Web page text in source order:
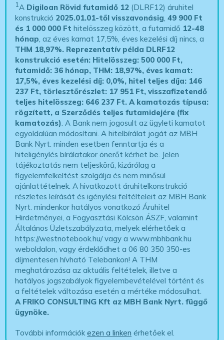
1A Digiloan Rövid futamidő 12 (DLRF12) áruhitel
konstrukció 2025.01.01-től visszavonásig,49 900 Ft
és 1 000 000 Ft hitelösszeg között, a futamidő 12-48
hónap, az éves kamat 17,5%, éves kezelési díj nincs, a
THM 18,97%. Reprezentatív példa DLRF12
konstrukció esetén: Hitelösszeg: 500 000 Ft,
futamidő: 36 hónap, THM: 18,97%, éves kamat:
17,5%, éves kezelési díj: 0,0%, hitel teljes díja: 146
237 Ft, törlesztőrészlet: 17 951 Ft, visszafizetendő
teljes hitelösszeg: 646 237 Ft.A kamatozás típusa:
rögzített, a Szerződés teljes futamidejére (fix
kamatozás). A Bank nem jogosult az ügyleti kamatot
egyoldalúan módosítani. A hitelbírálat jogát az MBH
Bank Nyrt. minden esetben fenntartja és a
hiteligénylés bírálatakor önerőt kérhet be. Jelen
tájékoztatás nem teljeskörű, kizárólag a
figyelemfelkeltést szolgálja és nem minősül
ajánlattételnek. A hivatkozott áruhitelkonstrukció
részletes leírását és igénylési feltélteleit az MBH Bank
Nyrt. mindenkor hatályos vonatkozó Áruhitel
Hirdetményei, a Fogyasztási Kölcsön ÁSZF, valamint
Általános Üzletszabályzata, melyek elérhetőek a
https://westnotebook.hu/vagy a www.mbhbank.hu
weboldalon, vagy érdeklődhet a 06 80 350 350-es
díjmentesen hívható Telebankon! A THM
meghatározása az aktuális feltételek, illetve a
hatályos jogszabályok figyelembevételével történt és
a feltételek változása esetén a mértéke módosulhat.
A FRIKO CONSULTING Kft az MBH Bank Nyrt. függő
ügynöke.
További információkezen a linken érhetőek el.